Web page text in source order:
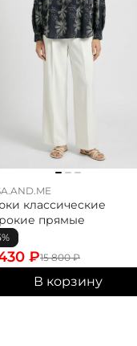
классические
прямые
15 800₽
₽
В корзину